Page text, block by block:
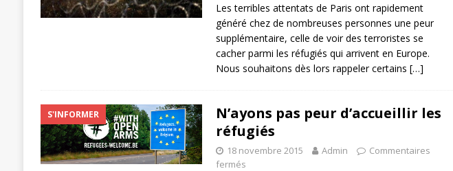
Les terribles attentats de Paris ont rapidement
généré chez de nombreuses personnes une peur
supplémentaire, celle de voir des terroristes se
cacher parmi les réfugiés qui arrivent en Europe.
Nous souhaitons dès lors rappeler certains […]
S'INFORMER
N’ayons pas peur d’accueillir les
réfugiés
18 novembre 2015 Admin
Commentaires
fermés